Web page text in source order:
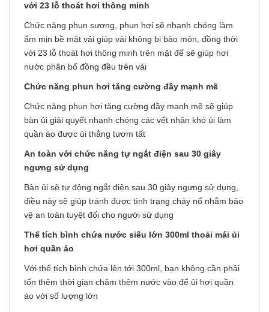
với 23 lỗ thoát hơi thông minh
Chức năng phun sương, phun hơi sẽ nhanh chóng làm
ẩm mịn bề mặt vải giúp vải không bị bào mòn, đồng thời
với 23 lỗ thoát hơi thông minh trên mặt đế sẽ giúp hơi
nước phân bố đồng đều trên vải
Chức năng phun hơi tăng cường đầy mạnh mẽ
Chức năng phun hơi tăng cường đầy mạnh mẽ sẽ giúp
bàn ủi giải quyết nhanh chóng các vết nhăn khó ủi làm
quần áo được ủi thẳng tươm tất
An toàn với chức năng tự ngắt điện sau 30 giây
ngưng sử dụng
Bàn ủi sẽ tự động ngắt điện sau 30 giây ngưng sử dụng,
điều này sẽ giúp tránh được tình trạng cháy nổ nhằm bảo
vệ an toàn tuyệt đối cho người sử dụng
Thể tích bình chứa nước siêu lớn 300ml thoải mái ủi
hơi quần áo
Với thể tích bình chứa lên tới 300ml, bạn không cần phải
tốn thêm thời gian châm thêm nước vào để ủi hơi quần
áo với số lượng lớn